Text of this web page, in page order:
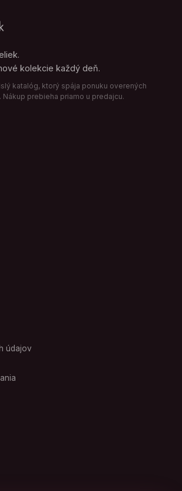
kolekcie každý deň.
katalóg, ktorý spája ponuku overených
prebieha priamo u predajcu.
údajov